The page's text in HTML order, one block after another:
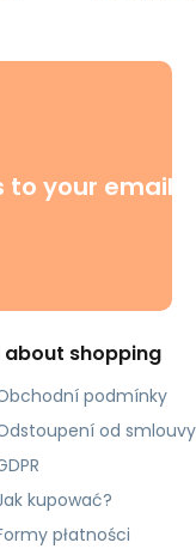
to your email
about shopping
podmínky
od smlouvy
kupować?
płatności